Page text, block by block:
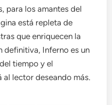
para los amantes del
está repleta de
que enriquecen la
definitiva, Inferno es un
tiempo y el
lector deseando más.